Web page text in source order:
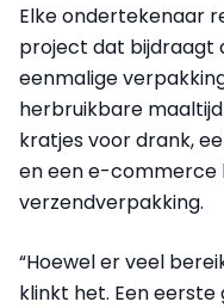
Elke ondertekenaar
project dat bijdraagt
eenmalige
herbruikbare
kratjes voor drank,
en een e-commerce
verzendverpakking.
“Hoewel er veel
klinkt het. Een